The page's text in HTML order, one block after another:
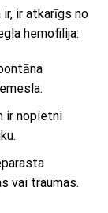
ir atkarīgs no
hemofilija:
ir nopietni
vai traumas.